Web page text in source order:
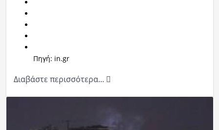
Πηγή: in.gr
Διαβάστε περισσότερα...